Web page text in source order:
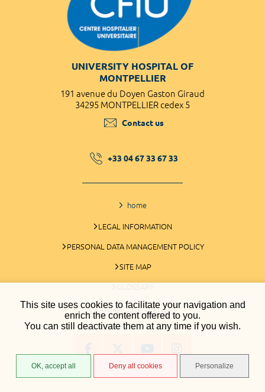
This site uses cookies to facilitate your navigation and
enrich the content offered to you.
You can still deactivate them at any time if you wish.
OK, accept all Deny all cookies Personalize
UNIVERSITY HOSPITAL OF
MONTPELLIER
191 avenue du Doyen Gaston Giraud
34295 MONTPELLIER cedex 5
Contact us
+33 04 67 33 67 33
home
LEGAL INFORMATION
PERSONAL DATA MANAGEMENT POLICY
SITE MAP
GLOSSARY
COOKIES MANAGEMENT